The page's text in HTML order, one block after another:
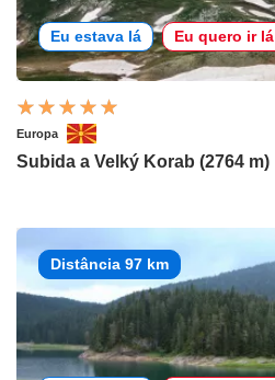
Eu estava lá Eu quero ir lá
Europa
Subida a Velký Korab (2764 m)
Distância 97 km